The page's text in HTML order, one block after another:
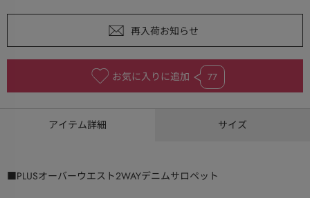
お気に入りに追加 77
アイテム詳細 サイズ
■PLUSオーバーウエスト2WAYデニムサロペット